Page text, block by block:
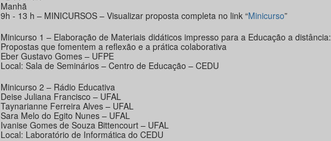
Manhã
9h - 13 h – MINICURSOS – Visualizar proposta completa no link “Minicurso”
Minicurso 1 – Elaboração de Materiais didáticos impresso para a Educação a distância:
Propostas que fomentem a reflexão e a prática colaborativa
Eber Gustavo Gomes – UFPE
Local: Sala de Seminários – Centro de Educação – CEDU
Minicurso 2 – Rádio Educativa
Deise Juliana Francisco – UFAL
Taynarianne Ferreira Alves – UFAL
Sara Melo do Egito Nunes – UFAL
Ivanise Gomes de Souza Bittencourt – UFAL
Local: Laboratório de Informática do CEDU